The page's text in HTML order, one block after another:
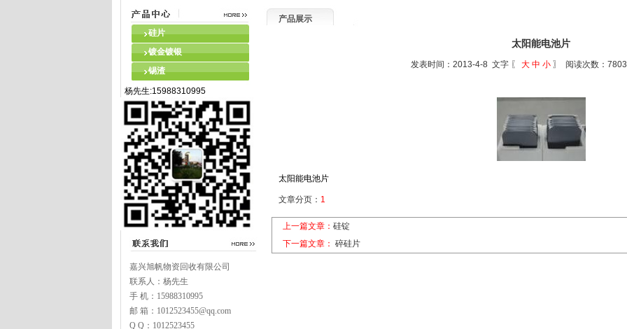
硅片
镀金镀银
锡渣
杨先生:15988310995
嘉兴旭帆物资回收有限公司
联系人：杨先生
手 机：15988310995
邮 箱：1012523455@qq.com
Q Q：1012523455
产品展示
太阳能电池片
发表时间：2013-4-8 文字 〖 大 中 小 〗 阅读次数：
太阳能电池片
文章分页： 1
上一篇文章： 硅锭
下一篇文章： 碎硅片